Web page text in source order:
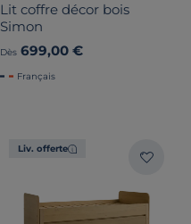
Lit coffre décor bois
Simon
Dès 699,00 €
Français
Liv. offerte